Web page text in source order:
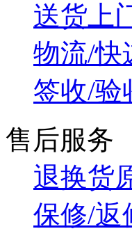
送货上
物流/快
签收/验
售后服务
退换货
保修/返